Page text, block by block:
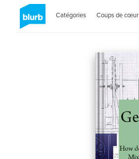
Catégories Coups de cœur